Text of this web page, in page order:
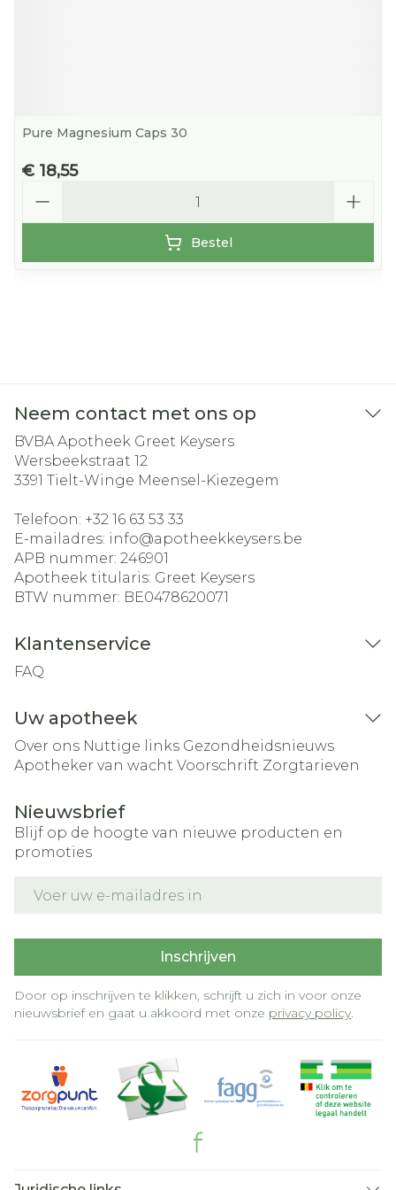
Pure Magnesium Caps 30
€ 18,55
Bestel
Neem contact met ons op
BVBA Apotheek Greet Keysers
Wersbeekstraat 12
3391 Tielt-Winge Meensel-Kiezegem
Telefoon: +32 16 63 53 33
E-mailadres: info@apotheekkeysers.be
APB nummer: 246901
Apotheek titularis: Greet Keysers
BTW nummer: BE0478620071
Klantenservice
FAQ
Uw apotheek
Over ons Nuttige links Gezondheidsnieuws
Apotheker van wacht Voorschrift Zorgtarieven
Nieuwsbrief
Blijf op de hoogte van nieuwe producten en
promoties
Inschrijven
Door op inschrijven te klikken, schrijft u zich in voor onze
nieuwsbrief en gaat u akkoord met onze privacy policy.